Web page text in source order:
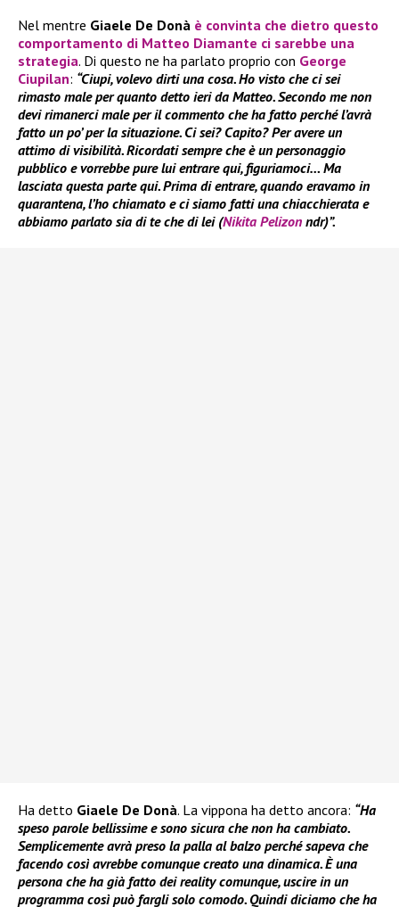
Nel mentre Giaele De Donà è convinta che dietro questo
comportamento di Matteo Diamante ci sarebbe una
strategia. Di questo ne ha parlato proprio con George
Ciupilan: “Ciupi, volevo dirti una cosa. Ho visto che ci sei
rimasto male per quanto detto ieri da Matteo. Secondo me non
devi rimanerci male per il commento che ha fatto perché l’avrà
fatto un po’ per la situazione. Ci sei? Capito? Per avere un
attimo di visibilità. Ricordati sempre che è un personaggio
pubblico e vorrebbe pure lui entrare qui, figuriamoci… Ma
lasciata questa parte qui. Prima di entrare, quando eravamo in
quarantena, l’ho chiamato e ci siamo fatti una chiacchierata e
abbiamo parlato sia di te che di lei (Nikita Pelizon ndr)”.
Ha detto Giaele De Donà. La vippona ha detto ancora: “Ha
speso parole bellissime e sono sicura che non ha cambiato.
Semplicemente avrà preso la palla al balzo perché sapeva che
facendo così avrebbe comunque creato una dinamica. È una
persona che ha già fatto dei reality comunque, uscire in un
programma così può fargli solo comodo. Quindi diciamo che ha